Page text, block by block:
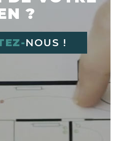
le cadre vide à
?
NOUS !